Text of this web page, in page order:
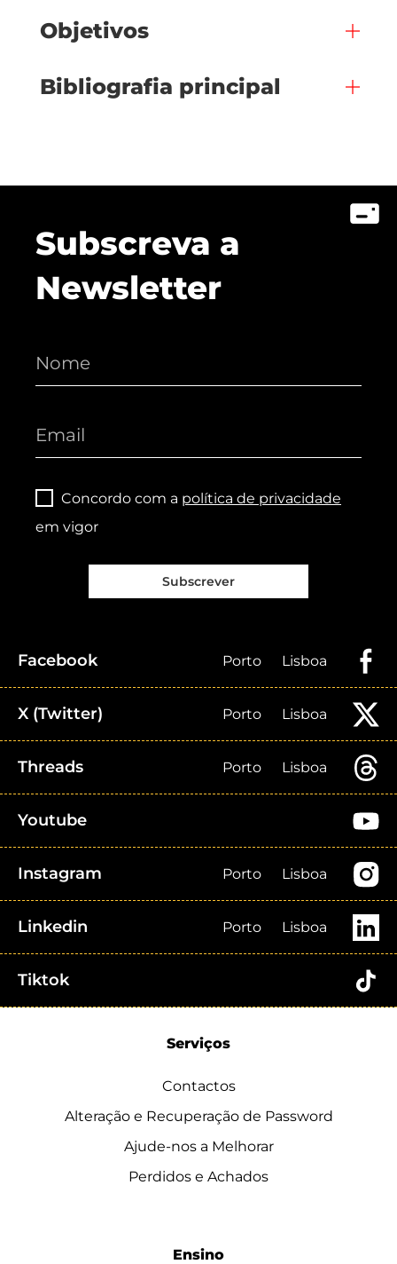
Objetivos
Bibliografia principal
Subscreva a
Newsletter
Concordo com a política de privacidade
em vigor
Subscrever
Facebook Porto Lisboa
X (Twitter) Porto Lisboa
Threads Porto Lisboa
Youtube
Instagram Porto Lisboa
Linkedin Porto Lisboa
Tiktok
Serviços
Contactos
Alteração e Recuperação de Password
Ajude-nos a Melhorar
Perdidos e Achados
Ensino